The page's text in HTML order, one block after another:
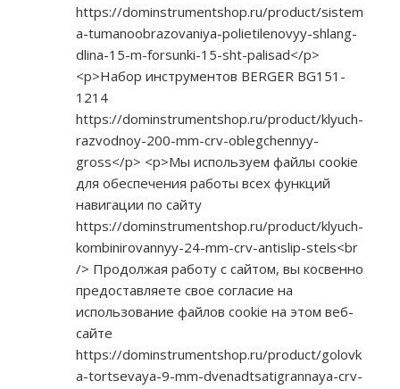
https://dominstrumentshop.ru/product/sistem
a-tumanoobrazovaniya-polietilenovyy-shlang-
dlina-15-m-forsunki-15-sht-palisad</p>
<p>Набор инструментов BERGER BG151-
1214
https://dominstrumentshop.ru/product/klyuch-
razvodnoy-200-mm-crv-oblegchennyy-
gross</p> <p>Мы используем файлы cookie
для обеспечения работы всех функций
навигации по сайту
https://dominstrumentshop.ru/product/klyuch-
kombinirovannyy-24-mm-crv-antislip-stels<br
/> Продолжая работу с сайтом, вы косвенно
предоставляете свое согласие на
использование файлов cookie на этом веб-
сайте
https://dominstrumentshop.ru/product/golovk
a-tortsevaya-9-mm-dvenadtsatigrannaya-crv-